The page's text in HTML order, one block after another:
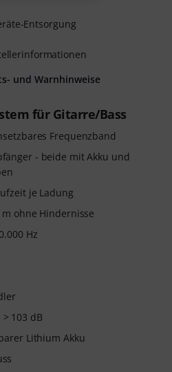
für Gitarre/Bass
Frequenzband
- beide mit Akku und
je Ladung
ohne Hindernisse
Hz
103 dB
Lithium Akku
Entsorgung
und Warnhinweise